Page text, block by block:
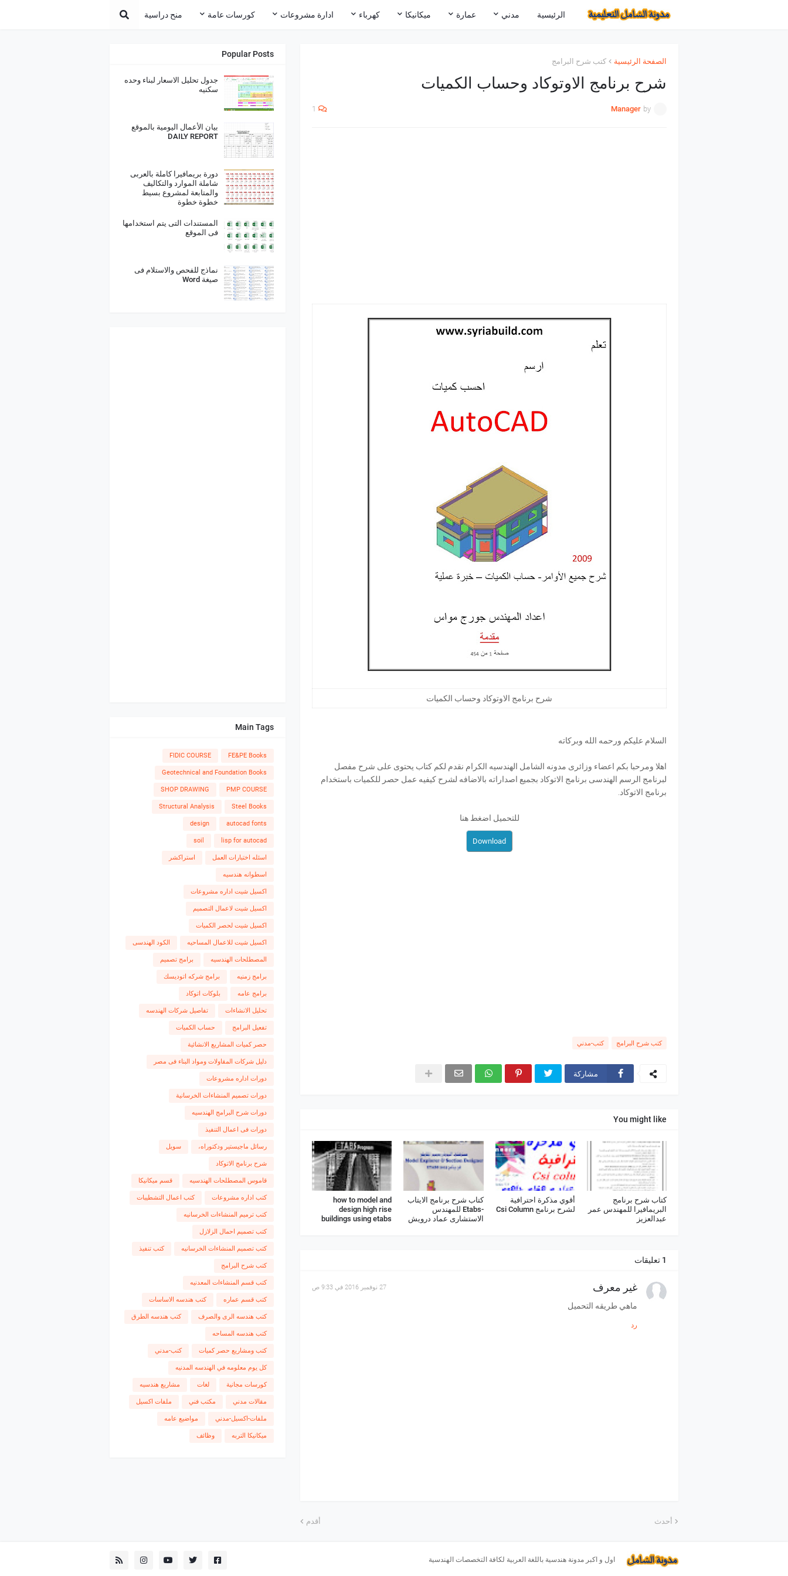
الرئيسية مدني عمارة ميكانيكا كهرباء ادارة مشروعات كورسات عامة منح دراسية
الصفحة الرئيسية كتب شرح البرامج
شرح برنامج الاوتوكاد وحساب الكميات
by
Manager
1
شرح برنامج الاوتوكاد وحساب الكميات
السلام عليكم ورحمه الله وبركاته
اهلا ومرحبا بكم اعضاء وزائرى مدونه الشامل الهندسيه الكرام نقدم لكم كتاب يحتوى على شرح مفصل
لبرنامج الرسم الهندسى برنامج الاتوكاد بجميع اصداراته بالاضافه لشرح كيفيه عمل حصر للكميات باستخدام
برنامج الاتوكاد.
للتحميل اضغط هنا
كتب شرح البرامج كتب-مدني
مشاركة
You might like
كتاب شرح برنامج
البريمافيرا للمهندس عمر
عبدالعزيز
أقوي مذكرة احترافية
لشرح برنامج Csi Column
كتاب شرح برنامج الايتاب
-Etabs للمهندس
الاستشارى عماد درويش
how to model and
design high rise
buildings using etabs
1 تعليقات
غير معرف 27 نوفمبر 2016 في 9:33 ص
ماهي طريقه التحميل
رد
أحدث أقدم
Popular Posts
جدول تحليل الاسعار لبناء وحده
سكنيه
بيان الأعمال اليومية بالموقع
DAILY REPORT
دورة بريمافيرا كاملة بالعربى
شاملة الموارد والتكاليف
والمتابعة لمشروع بسيط
خطوة خطوة
المستندات التى يتم استخدامها
فى الموقع
نماذج للفحص والاستلام فى
صيغة Word
Main Tags
FE&PE Books
FIDIC COURSE
Geotechnical and Foundation Books
PMP COURSE
SHOP DRAWING
Steel Books
Structural Analysis
autocad fonts
design
lisp for autocad
soil
اسئله اختبارات العمل استراكشر
اسطوانه هندسيه
اكسيل شيت اداره مشروعات
اكسيل شيت لاعمال التصميم
اكسيل شيت لحصر الكميات
اكسيل شيت للاعمال المساحيه الكود الهندسى
المصطلحات الهندسيه برامج تصميم
برامج زمنيه برامج شركه اتوديسك
برامج عامه بلوكات اتوكاد
تحليل الانشاءات تفاصيل شركات الهندسه
تفعيل البرامج حساب الكميات
حصر كميات المشاريع الانشائية
دليل شركات المقاولات ومواد البناء فى مصر
دورات اداره مشروعات
دورات تصميم المنشاءات الخرسانية
دورات شرح البرامج الهندسيه
دورات فى اعمال التنفيذ
رسائل ماجيستير ودكتوراه، سويل
شرح برنامج الاتوكاد
قاموس المصطلحات الهندسيه قسم ميكانيكا
كتب اداره مشروعات كتب اعمال التشطيبات
كتب ترميم المنشاءات الخرسانيه
كتب تصميم احمال الزلازل
كتب تصميم المنشاءات الخرسانيه كتب تنفيذ
كتب شرح البرامج
كتب قسم المنشاءات المعدنيه
كتب قسم عماره كتب هندسه الاساسات
كتب هندسه الرى والصرف كتب هندسه الطرق
كتب هندسه المساحه
كتب ومشاريع حصر كميات كتب-مدني
كل يوم معلومه في الهندسه المدنيه
كورسات مجانية لغات مشاريع هندسيه
مقالات مدني مكتب فني ملفات اكسيل
ملفات-اكسيل-مدني مواضيع عامه
ميكانيكا التربه وظائف
اول و اكبر مدونة هندسية باللغة العربية لكافة التخصصات الهندسية